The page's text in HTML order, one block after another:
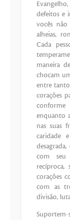
defeitos e
vocês
alheias,
Cada
maneira
chocam
entre
corações
enquanto
nas suas
caridade
com seu
recíproca,
corações
com as
divisão,